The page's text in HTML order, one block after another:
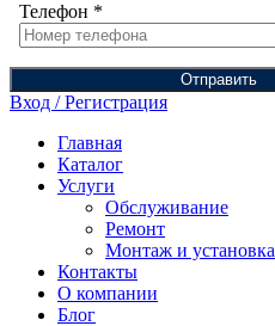
Телефон *
Отправить
Вход / Регистрация
Главная
Каталог
Услуги
Обслуживание
Ремонт
Монтаж и установка
Контакты
О компании
Блог